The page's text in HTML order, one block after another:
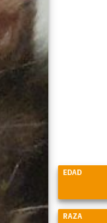
EDAD
RAZA